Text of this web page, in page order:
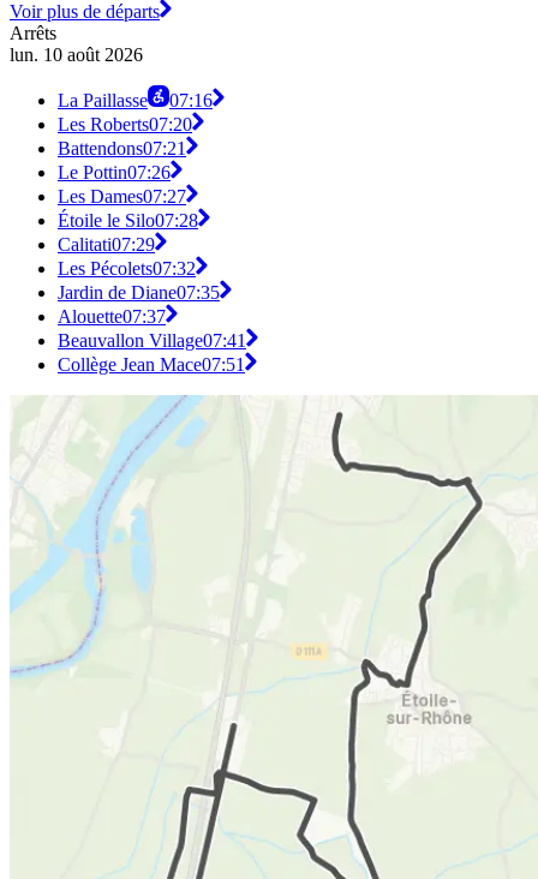
Voir plus de départs
Arrêts
lun. 10 août 2026
La Paillasse
07:16
Les Roberts07:20
Battendons07:21
Le Pottin07:26
Les Dames07:27
Étoile le Silo07:28
Calitati07:29
Les Pécolets07:32
Jardin de Diane07:35
Alouette07:37
Beauvallon Village07:41
Collège Jean Mace07:51